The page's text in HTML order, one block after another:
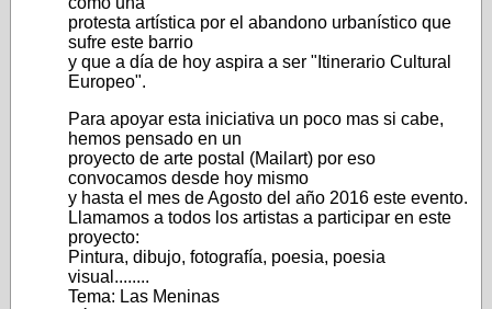
protesta artística por el abandono urbanístico que
sufre este barrio
y que a día de hoy aspira a ser "Itinerario Cultural
Europeo".
Para apoyar esta iniciativa un poco mas si cabe,
hemos pensado en un
proyecto de arte postal (Mailart) por eso
convocamos desde hoy mismo
y hasta el mes de Agosto del año 2016 este evento.
Llamamos a todos los artistas a participar en este
proyecto:
Pintura, dibujo, fotografía, poesia, poesia
visual........
Tema: Las Meninas